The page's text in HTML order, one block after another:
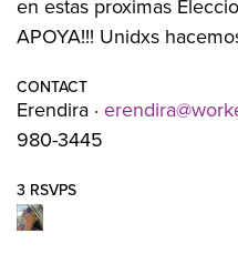
en estas proximas
APOYA!!! Unidxs
CONTACT
Erendira ·
980-3445
3 RSVPS